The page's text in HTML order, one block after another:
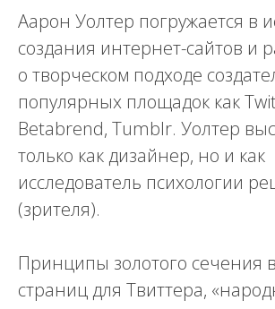
Аарон Уолтер погружается в
создания интернет-сайтов и
о творческом подходе
популярных площадок как
Betabrend, Tumblr. Уолтер
только как дизайнер, но и как
исследователь психологии
(зрителя).
Принципы золотого сечения
страниц для Твиттера,